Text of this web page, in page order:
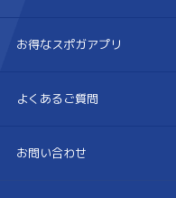
お得なスポガアプリ
よくあるご質問
お問い合わせ